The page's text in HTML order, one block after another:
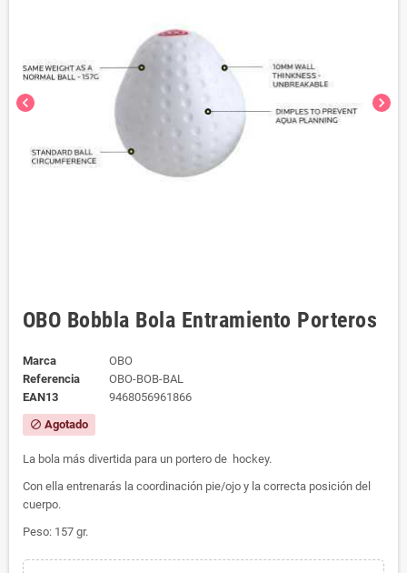
chevron_left chevron_right
OBO Bobbla Bola Entramiento Porteros
Marca
OBO
Referencia
OBO-BOB-BAL
EAN13
9468056961866
block Agotado
La bola más divertida para un portero de hockey.
Con ella entrenarás la coordinación pie/ojo y la correcta posición del
cuerpo.
Peso: 157 gr.